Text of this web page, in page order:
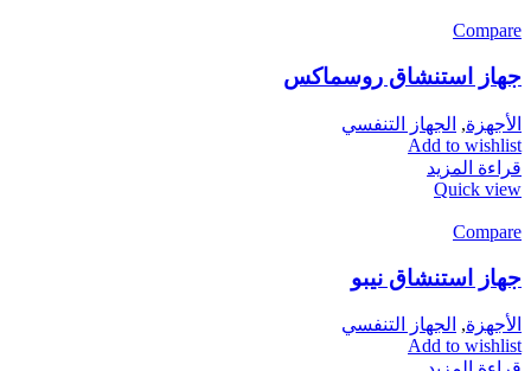
Compare
جهاز استنشاق روسماكس
الأجهزة, الجهاز التنفسي
Add to wishlist
قراءة المزيد
Quick view
Compare
جهاز استنشاق نيبو
الأجهزة, الجهاز التنفسي
Add to wishlist